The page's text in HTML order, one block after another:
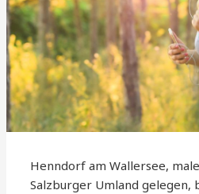
Henndorf am Wallersee,
Salzburger Umland gelegen,